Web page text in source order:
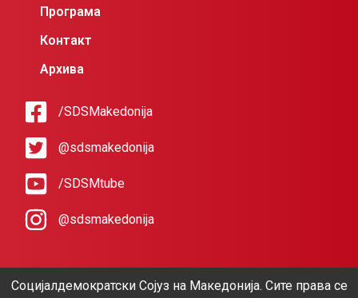
Програма
Контакт
Архива
/SDSMakedonija
@sdsmakedonija
/SDSMtube
@sdsmakedonija
Социјалдемократски Сојуз на Македонија. Сите права се